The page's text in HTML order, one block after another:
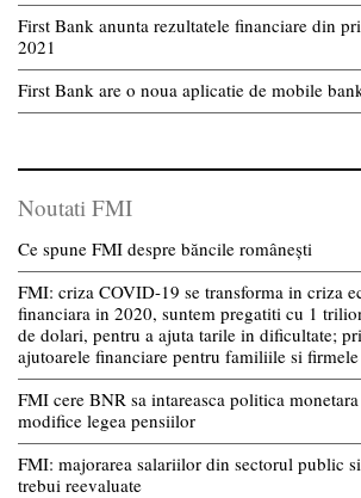
First Bank anunta rezultatele financiare din
2021
First Bank are o noua aplicatie de mobile
Noutati FMI
Ce spune FMI despre băncile românești
FMI: criza COVID-19 se transforma in criza
financiara in 2020, suntem pregatiti cu 1
de dolari, pentru a ajuta tarile in dificultate;
ajutoarele financiare pentru familiile si
FMI cere BNR sa intareasca politica
modifice legea pensiilor
FMI: majorarea salariilor din sectorul public
trebui reevaluate